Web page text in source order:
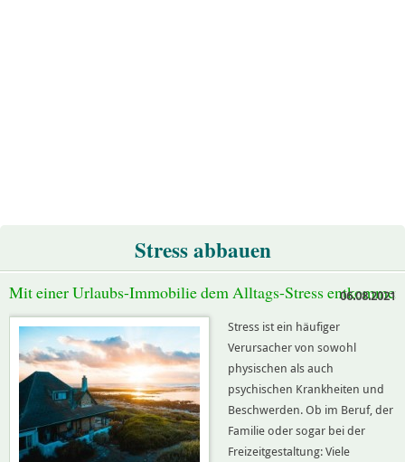
Stress abbauen
Mit einer Urlaubs-Immobilie dem Alltags-Stress entkommen
06.08.2021
Stress ist ein häufiger
Verursacher von sowohl
physischen als auch
psychischen Krankheiten und
Beschwerden. Ob im Beruf, der
Familie oder sogar bei der
Freizeitgestaltung: Viele